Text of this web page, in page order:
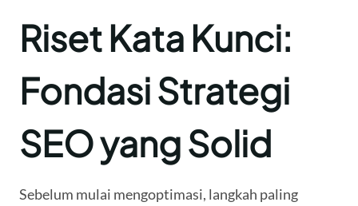
Riset Kata Kunci:
Fondasi Strategi
SEO yang Solid
Sebelum mulai mengoptimasi, langkah paling